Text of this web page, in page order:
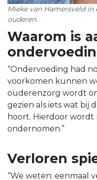
Mieke van Hamersveld
ouderen.
Waarom is
“Ondervoeding had
voorkomen kunnen
ouderenzorg wordt
gezien als iets wat bij
hoort. Hierdoor wordt
ondernomen.”
Verloren
“We weten: eenmaal